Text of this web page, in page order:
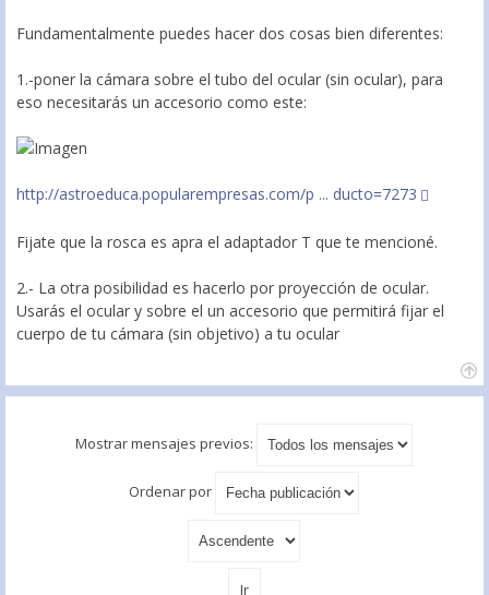
Fundamentalmente puedes hacer dos cosas bien diferentes:
1.-poner la cámara sobre el tubo del ocular (sin ocular), para
eso necesitarás un accesorio como este:
http://astroeduca.popularempresas.com/p ... ducto=7273
Fijate que la rosca es apra el adaptador T que te mencioné.
2.- La otra posibilidad es hacerlo por proyección de ocular.
Usarás el ocular y sobre el un accesorio que permitirá fijar el
cuerpo de tu cámara (sin objetivo) a tu ocular
Mostrar mensajes previos:
Ordenar por